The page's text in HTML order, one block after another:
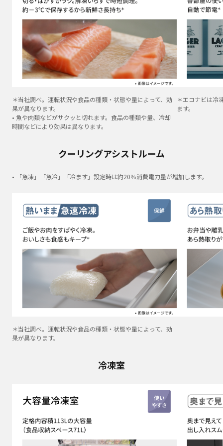
＊当社調べ。運転状況や食品の種類・状態や量によって、効
果が異なります。
• 魚や肉類などがサクッと切れます。食品の種類や量、冷却
時間などにより効果は異なります。
＊エコナビは冷
ます。
クーリングアシストルーム
• 「急凍」「急冷」「冷ます」設定時は約20％消費電力量が増加します。
＊当社調べ。運転状況や食品の種類・状態や量によって、効
果が異なります。
冷凍室